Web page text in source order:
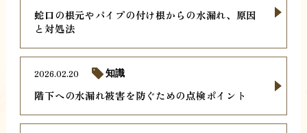
蛇口の根元やパイプの付け根からの水漏れ、原因
と対処法
階下への水漏れ被害を防ぐための点検ポイント
2026.02.20 知識